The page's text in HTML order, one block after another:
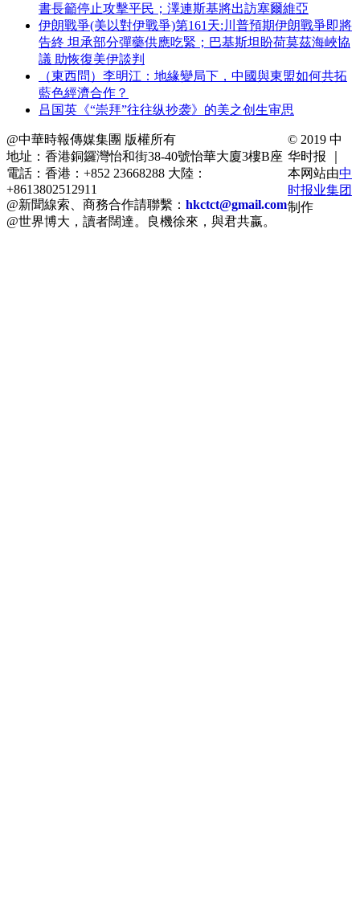
書長籲停止攻擊平民；澤連斯基將出訪塞爾維亞
伊朗戰爭(美以對伊戰爭)第161天:川普預期伊朗戰爭即將
告終 坦承部分彈藥供應吃緊；巴基斯坦盼荷莫茲海峽協
議 助恢復美伊談判
（東西問）李明江：地緣變局下，中國與東盟如何共拓
藍色經濟合作？
吕国英《“崇拜”往往纵抄袭》的美之创生审思
@中華時報傳媒集團 版權所有
地址：香港銅鑼灣怡和街38-40號怡華大廈3樓B座
電話：香港：+852 23668288 大陸：
+8613802512911
@新聞線索、商務合作請聯繫： hkctct@gmail.com
@世界博大，讀者闊達。良機徐來，與君共嬴。
© 2019 中
华时报 ｜
本网站由中
时报业集团
制作